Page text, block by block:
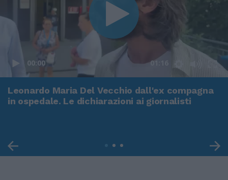
00:00 01:16
Leonardo Maria Del Vecchio dall'ex compagna
in ospedale. Le dichiarazioni ai giornalisti